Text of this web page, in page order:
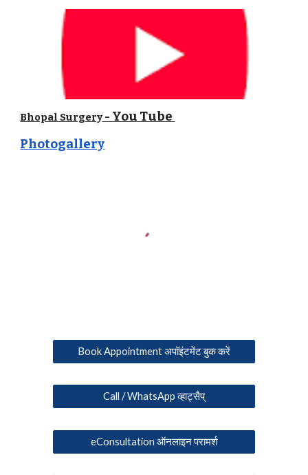
Bhopal Surgery - You Tube
Photogallery
Book Appointment अपॉइंटमेंट बुक करें
Call / WhatsApp व्हाट्सैप्
eConsultation ऑनलाइन परामर्श